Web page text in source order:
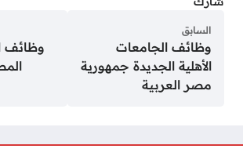
السابق
وظائف الجامعات
الأهلية الجديدة جمهورية
مصر العربية
وظائف